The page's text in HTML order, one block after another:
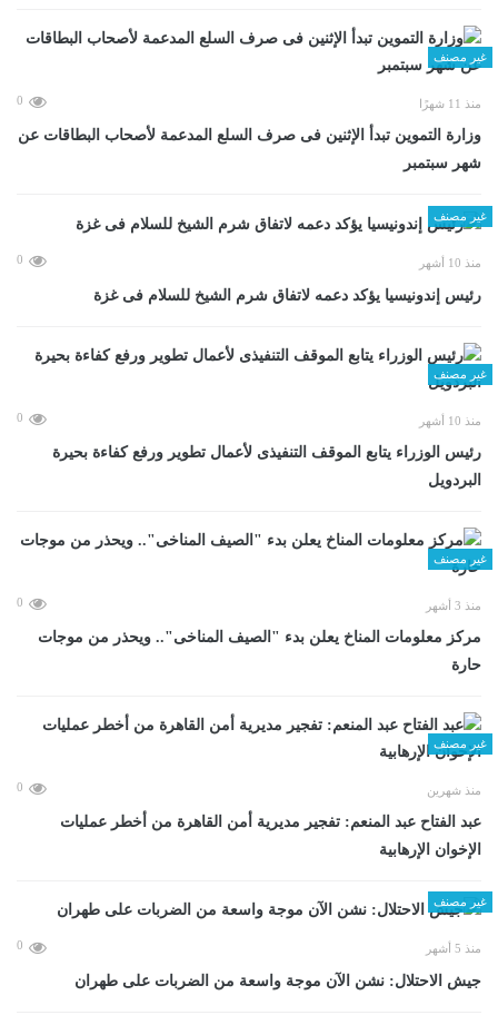
غير مصنف
منذ 11 شهرًا 0
وزارة التموين تبدأ الإثنين فى صرف السلع المدعمة لأصحاب البطاقات عن
شهر سبتمبر
غير مصنف
منذ 10 أشهر 0
رئيس إندونيسيا يؤكد دعمه لاتفاق شرم الشيخ للسلام فى غزة
غير مصنف
منذ 10 أشهر 0
رئيس الوزراء يتابع الموقف التنفيذى لأعمال تطوير ورفع كفاءة بحيرة
البردويل
غير مصنف
منذ 3 أشهر 0
مركز معلومات المناخ يعلن بدء "الصيف المناخى".. ويحذر من موجات
حارة
غير مصنف
منذ شهرين 0
عبد الفتاح عبد المنعم: تفجير مديرية أمن القاهرة من أخطر عمليات
الإخوان الإرهابية
غير مصنف
منذ 5 أشهر 0
جيش الاحتلال: نشن الآن موجة واسعة من الضربات على طهران